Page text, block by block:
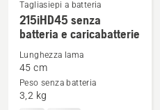
Vedi
maggiori
dettagli
su
215iHD45
senza
Tagliasiepi a batteria
215iHD45 senza
batteria e caricabatterie
Lunghezza lama
45 cm
Peso senza batteria
3,2 kg